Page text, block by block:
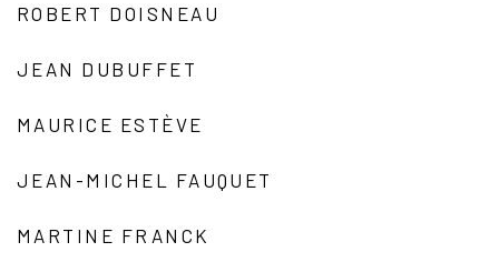
ROBERT DOISNEAU
JEAN DUBUFFET
MAURICE ESTÈVE
JEAN-MICHEL FAUQUET
MARTINE FRANCK